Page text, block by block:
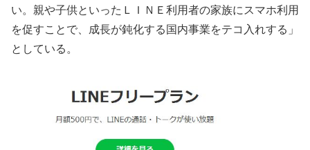
い。親や子供といったＬＩＮＥ利用者の家族にスマホ利用
を促すことで、成長が鈍化する国内事業をテコ入れする」
としている。